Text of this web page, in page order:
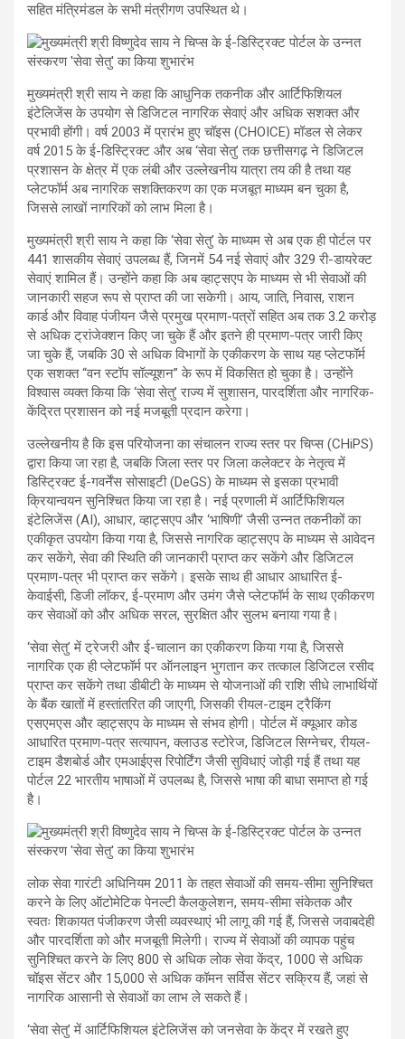
सहित मंत्रिमंडल के सभी मंत्रीगण उपस्थित थे।
मुख्यमंत्री श्री साय ने कहा कि आधुनिक तकनीक और आर्टिफिशियल
इंटेलिजेंस के उपयोग से डिजिटल नागरिक सेवाएं और अधिक सशक्त और
प्रभावी होंगी। वर्ष 2003 में प्रारंभ हुए चॉइस (CHOICE) मॉडल से लेकर
वर्ष 2015 के ई-डिस्ट्रिक्ट और अब ‘सेवा सेतु’ तक छत्तीसगढ़ ने डिजिटल
प्रशासन के क्षेत्र में एक लंबी और उल्लेखनीय यात्रा तय की है तथा यह
प्लेटफॉर्म अब नागरिक सशक्तिकरण का एक मजबूत माध्यम बन चुका है,
जिससे लाखों नागरिकों को लाभ मिला है।
मुख्यमंत्री श्री साय ने कहा कि ‘सेवा सेतु’ के माध्यम से अब एक ही पोर्टल पर
441 शासकीय सेवाएं उपलब्ध हैं, जिनमें 54 नई सेवाएं और 329 री-डायरेक्ट
सेवाएं शामिल हैं। उन्होंने कहा कि अब व्हाट्सएप के माध्यम से भी सेवाओं की
जानकारी सहज रूप से प्राप्त की जा सकेगी। आय, जाति, निवास, राशन
कार्ड और विवाह पंजीयन जैसे प्रमुख प्रमाण-पत्रों सहित अब तक 3.2 करोड़
से अधिक ट्रांजेक्शन किए जा चुके हैं और इतने ही प्रमाण-पत्र जारी किए
जा चुके हैं, जबकि 30 से अधिक विभागों के एकीकरण के साथ यह प्लेटफॉर्म
एक सशक्त “वन स्टॉप सॉल्यूशन” के रूप में विकसित हो चुका है। उन्होंने
विश्वास व्यक्त किया कि ‘सेवा सेतु’ राज्य में सुशासन, पारदर्शिता और नागरिक-
केंद्रित प्रशासन को नई मजबूती प्रदान करेगा।
उल्लेखनीय है कि इस परियोजना का संचालन राज्य स्तर पर चिप्स (CHiPS)
द्वारा किया जा रहा है, जबकि जिला स्तर पर जिला कलेक्टर के नेतृत्व में
डिस्ट्रिक्ट ई-गवर्नेंस सोसाइटी (DeGS) के माध्यम से इसका प्रभावी
क्रियान्वयन सुनिश्चित किया जा रहा है। नई प्रणाली में आर्टिफिशियल
इंटेलिजेंस (AI), आधार, व्हाट्सएप और ‘भाषिणी’ जैसी उन्नत तकनीकों का
एकीकृत उपयोग किया गया है, जिससे नागरिक व्हाट्सएप के माध्यम से आवेदन
कर सकेंगे, सेवा की स्थिति की जानकारी प्राप्त कर सकेंगे और डिजिटल
प्रमाण-पत्र भी प्राप्त कर सकेंगे। इसके साथ ही आधार आधारित ई-
केवाईसी, डिजी लॉकर, ई-प्रमाण और उमंग जैसे प्लेटफॉर्म के साथ एकीकरण
कर सेवाओं को और अधिक सरल, सुरक्षित और सुलभ बनाया गया है।
‘सेवा सेतु’ में ट्रेजरी और ई-चालान का एकीकरण किया गया है, जिससे
नागरिक एक ही प्लेटफॉर्म पर ऑनलाइन भुगतान कर तत्काल डिजिटल रसीद
प्राप्त कर सकेंगे तथा डीबीटी के माध्यम से योजनाओं की राशि सीधे लाभार्थियों
के बैंक खातों में हस्तांतरित की जाएगी, जिसकी रीयल-टाइम ट्रैकिंग
एसएमएस और व्हाट्सएप के माध्यम से संभव होगी। पोर्टल में क्यूआर कोड
आधारित प्रमाण-पत्र सत्यापन, क्लाउड स्टोरेज, डिजिटल सिग्नेचर, रीयल-
टाइम डैशबोर्ड और एमआईएस रिपोर्टिंग जैसी सुविधाएं जोड़ी गई हैं तथा यह
पोर्टल 22 भारतीय भाषाओं में उपलब्ध है, जिससे भाषा की बाधा समाप्त हो गई
है।
लोक सेवा गारंटी अधिनियम 2011 के तहत सेवाओं की समय-सीमा सुनिश्चित
करने के लिए ऑटोमेटिक पेनल्टी कैलकुलेशन, समय-सीमा संकेतक और
स्वतः शिकायत पंजीकरण जैसी व्यवस्थाएं भी लागू की गई हैं, जिससे जवाबदेही
और पारदर्शिता को और मजबूती मिलेगी। राज्य में सेवाओं की व्यापक पहुंच
सुनिश्चित करने के लिए 800 से अधिक लोक सेवा केंद्र, 1000 से अधिक
चॉइस सेंटर और 15,000 से अधिक कॉमन सर्विस सेंटर सक्रिय हैं, जहां से
नागरिक आसानी से सेवाओं का लाभ ले सकते हैं।
‘सेवा सेतु’ में आर्टिफिशियल इंटेलिजेंस को जनसेवा के केंद्र में रखते हुए